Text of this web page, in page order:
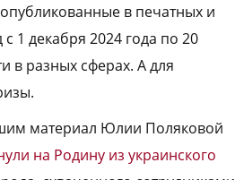
в печатных и
1 декабря 2024 года по 20
в разных сферах. А для
материал Юлии Поляковой
на Родину из украинского